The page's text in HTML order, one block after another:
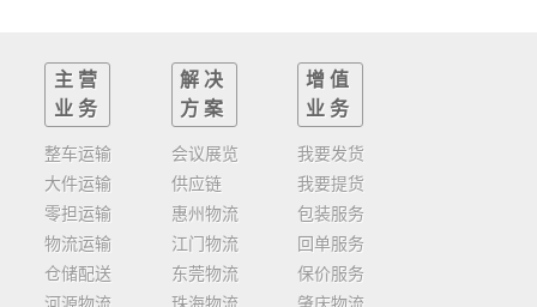
主营
业务
整车运输
大件运输
零担运输
物流运输
仓储配送
解决
方案
会议展览
供应链
惠州物流
江门物流
东莞物流
增值
业务
我要发货
我要提货
包装服务
回单服务
保价服务